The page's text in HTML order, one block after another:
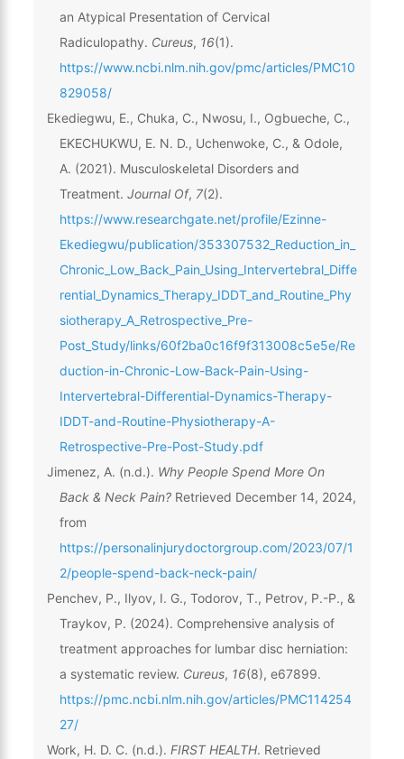
an Atypical Presentation of Cervical
Radiculopathy. Cureus, 16(1).
https://www.ncbi.nlm.nih.gov/pmc/articles/PMC10
829058/
Ekediegwu, E., Chuka, C., Nwosu, I., Ogbueche, C.,
EKECHUKWU, E. N. D., Uchenwoke, C., & Odole,
A. (2021). Musculoskeletal Disorders and
Treatment. Journal Of, 7(2).
https://www.researchgate.net/profile/Ezinne-
Ekediegwu/publication/353307532_Reduction_in_
Chronic_Low_Back_Pain_Using_Intervertebral_Diffe
rential_Dynamics_Therapy_IDDT_and_Routine_Phy
siotherapy_A_Retrospective_Pre-
Post_Study/links/60f2ba0c16f9f313008c5e5e/Re
duction-in-Chronic-Low-Back-Pain-Using-
Intervertebral-Differential-Dynamics-Therapy-
IDDT-and-Routine-Physiotherapy-A-
Retrospective-Pre-Post-Study.pdf
Jimenez, A. (n.d.). Why People Spend More On
Back & Neck Pain?Retrieved December 14, 2024,
from
https://personalinjurydoctorgroup.com/2023/07/1
2/people-spend-back-neck-pain/
Penchev, P., Ilyov, I. G., Todorov, T., Petrov, P.-P., &
Traykov, P. (2024). Comprehensive analysis of
treatment approaches for lumbar disc herniation:
a systematic review. Cureus, 16(8), e67899.
https://pmc.ncbi.nlm.nih.gov/articles/PMC114254
27/
Work, H. D. C. (n.d.). FIRST HEALTH. Retrieved